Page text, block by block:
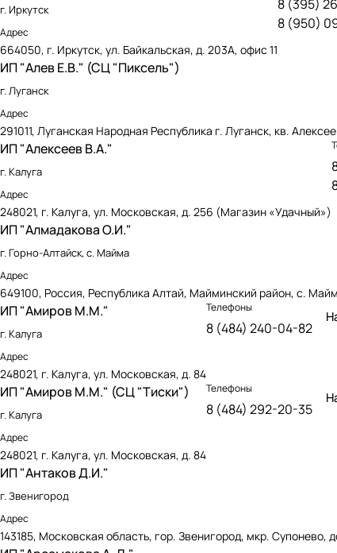
г. Иркутск
Адрес
664050, г. Иркутск, ул. Байкальская, д. 203А, офис 11
8 (395)
8 (950)
ИП "Алев Е.В." (СЦ "Пиксель")
г. Луганск
Адрес
291011, Луганская Народная Республика г. Луганск, кв.
ИП "Алексеев В.А."
г. Калуга
Адрес
248021, г. Калуга, ул. Московская, д. 256 (Магазин «Удачный»)
ИП "Алмадакова О.И."
г. Горно-Алтайск, с. Майма
Адрес
649100, Россия, Республика Алтай, Майминский район, с.
ИП "Амиров М.М."
г. Калуга
Адрес
248021, г. Калуга, ул. Московская, д. 84
Телефоны
8 (484) 240-04-82
ИП "Амиров М.М." (СЦ "Тиски")
г. Калуга
Адрес
248021, г. Калуга, ул. Московская, д. 84
Телефоны
8 (484) 292-20-35
ИП "Антаков Д.И."
г. Звенигород
Адрес
143185, Московская область, гор. Звенигород, мкр. Супонево,